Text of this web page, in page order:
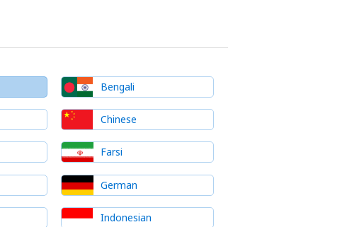
Bengali
Chinese
Farsi
German
Indonesian